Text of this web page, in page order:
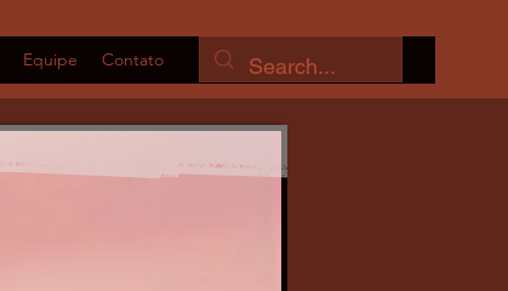
Equipe Contato